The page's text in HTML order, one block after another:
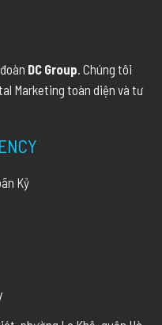
DC Group . Chúng tôi
Marketing toàn diện và tư
Kỷ